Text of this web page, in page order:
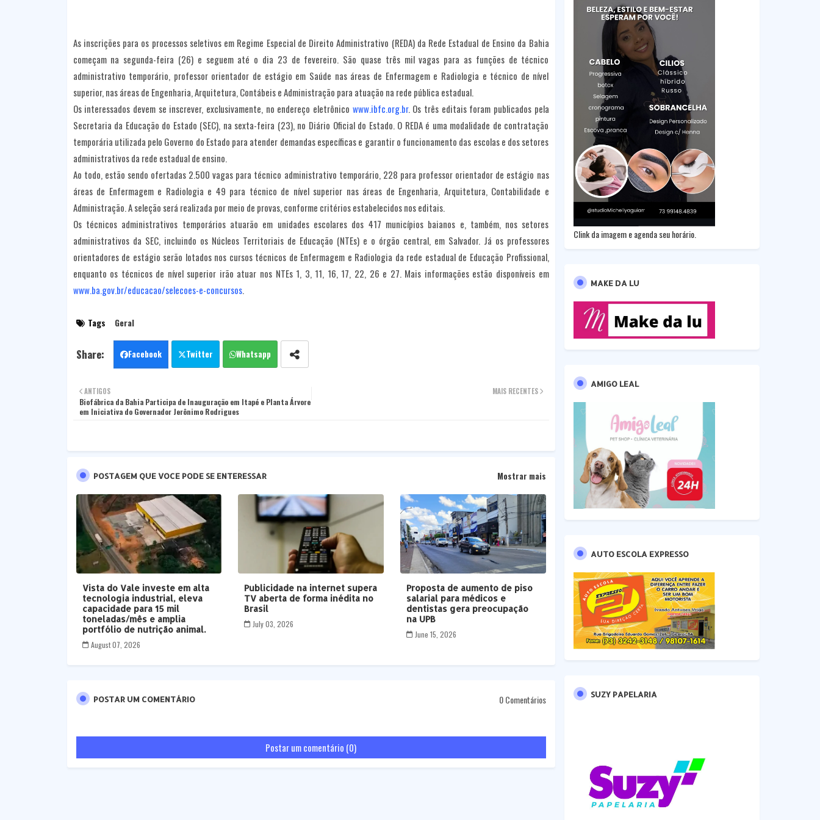
As inscrições para os processos seletivos em Regime Especial de Direito Administrativo (REDA) da Rede Estadual de Ensino da Bahia
começam na segunda-feira (26) e seguem até o dia 23 de fevereiro. São quase três mil vagas para as funções de técnico
administrativo temporário, professor orientador de estágio em Saúde nas áreas de Enfermagem e Radiologia e técnico de nível
superior, nas áreas de Engenharia, Arquitetura, Contábeis e Administração para atuação na rede pública estadual.
Os interessados devem se inscrever, exclusivamente, no endereço eletrônico www.ibfc.org.br. Os três editais foram publicados pela
Secretaria da Educação do Estado (SEC), na sexta-feira (23), no Diário Oficial do Estado. O REDA é uma modalidade de contratação
temporária utilizada pelo Governo do Estado para atender demandas específicas e garantir o funcionamento das escolas e dos setores
administrativos da rede estadual de ensino.
Ao todo, estão sendo ofertadas 2.500 vagas para técnico administrativo temporário, 228 para professor orientador de estágio nas
áreas de Enfermagem e Radiologia e 49 para técnico de nível superior nas áreas de Engenharia, Arquitetura, Contabilidade e
Administração. A seleção será realizada por meio de provas, conforme critérios estabelecidos nos editais.
Os técnicos administrativos temporários atuarão em unidades escolares dos 417 municípios baianos e, também, nos setores
administrativos da SEC, incluindo os Núcleos Territoriais de Educação (NTEs) e o órgão central, em Salvador. Já os professores
orientadores de estágio serão lotados nos cursos técnicos de Enfermagem e Radiologia da rede estadual de Educação Profissional,
enquanto os técnicos de nível superior irão atuar nos NTEs 1, 3, 11, 16, 17, 22, 26 e 27. Mais informações estão disponíveis em
www.ba.gov.br/educacao/selecoes-e-concursos.
Tags Geral
Facebook Twitter Whatsapp
MAIS RECENTES
ANTIGOS
Biofábrica da Bahia Participa de Inauguração em Itapé e Planta Árvore
em Iniciativa do Governador Jerônimo Rodrigues
POSTAGEM QUE VOCE PODE SE ENTERESSAR Mostrar mais
Vista do Vale investe em alta
tecnologia industrial, eleva
capacidade para 15 mil
toneladas/mês e amplia
portfólio de nutrição animal.
August 07, 2026
Publicidade na internet supera
TV aberta de forma inédita no
Brasil
July 03, 2026
Proposta de aumento de piso
salarial para médicos e
dentistas gera preocupação
na UPB
June 15, 2026
POSTAR UM COMENTÁRIO 0 Comentários
Postar um comentário (0)
Clink da imagem e agenda seu horário.
MAKE DA LU
AMIGO LEAL
AUTO ESCOLA EXPRESSO
SUZY PAPELARIA